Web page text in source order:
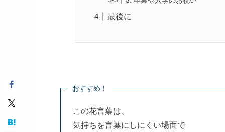
最後に
おすすめ！
この花言葉は、
気持ちを言葉にしにくい場面で